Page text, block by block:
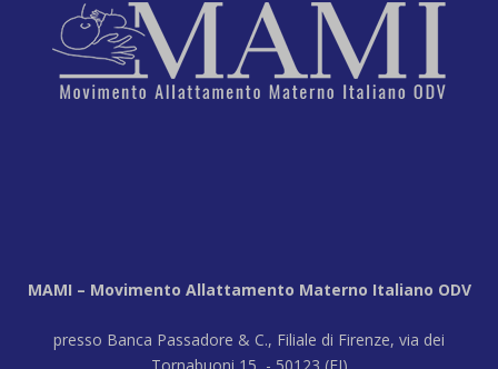
MAMI – Movimento Allattamento Materno Italiano ODV
presso Banca Passadore & C., Filiale di Firenze, via dei